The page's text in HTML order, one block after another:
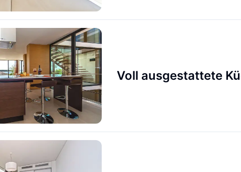
Voll ausgestattete